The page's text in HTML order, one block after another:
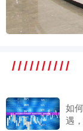
如
遇